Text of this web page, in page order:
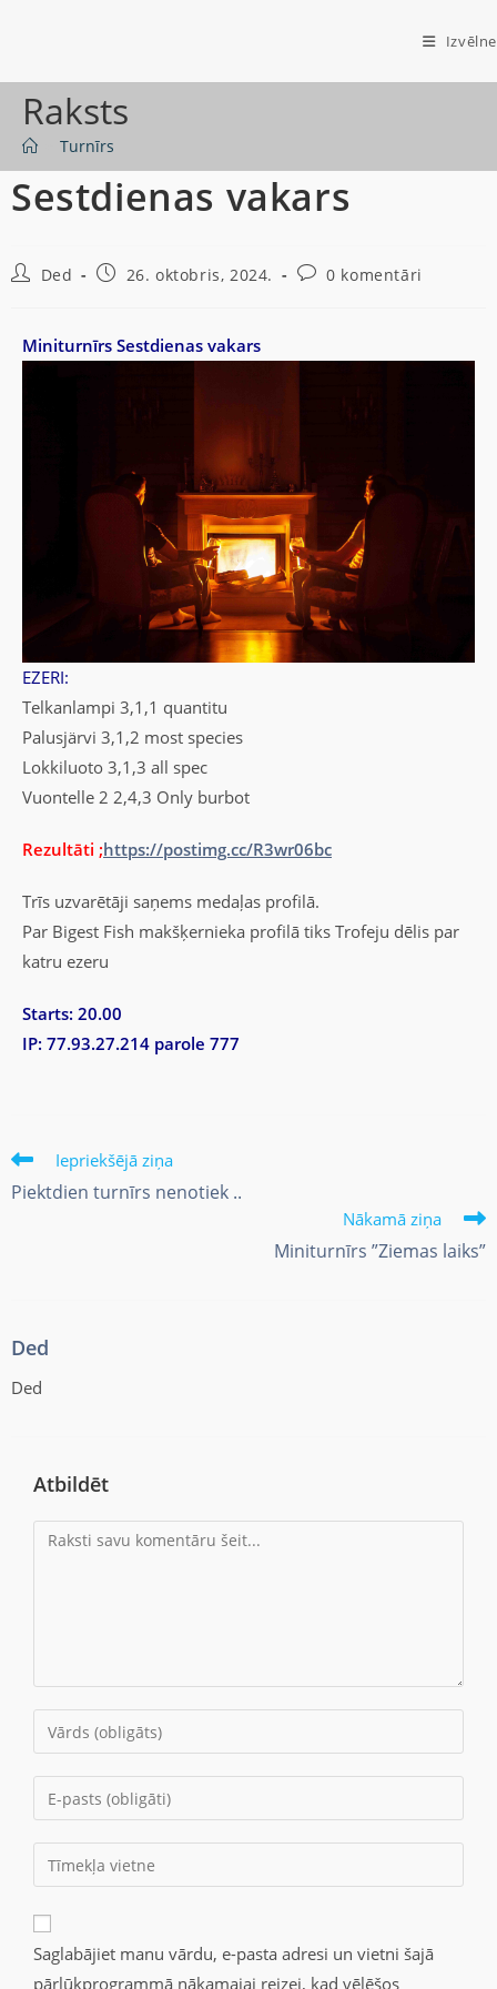
Izvēlne
Raksts
Turnīrs
Sestdienas vakars
Ded 26. oktobris, 2024. 0 komentāri
Miniturnīrs Sestdienas vakars
EZERI:
Telkanlampi 3,1,1 quantitu
Palusjärvi 3,1,2 most species
Lokkiluoto 3,1,3 all spec
Vuontelle 2 2,4,3 Only burbot
Rezultāti ;https://postimg.cc/R3wr06bc
Trīs uzvarētāji saņems medaļas profilā.
Par Bigest Fish makšķernieka profilā tiks Trofeju dēlis par
katru ezeru
Starts: 20.00
IP: 77.93.27.214 parole 777
Iepriekšējā ziņa
Piektdien turnīrs nenotiek ..
Nākamā ziņa
Miniturnīrs ”Ziemas laiks”
Ded
Ded
Atbildēt
Saglabājiet manu vārdu, e-pasta adresi un vietni šajā
pārlūkprogrammā nākamajai reizei, kad vēlēšos